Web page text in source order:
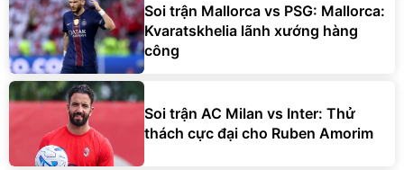
Soi trận Mallorca vs PSG: Mallorca:
Kvaratskhelia lãnh xướng hàng
công
Soi trận AC Milan vs Inter: Thử
thách cực đại cho Ruben Amorim